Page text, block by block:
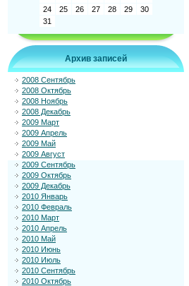
24
25 26 27 28 29
30
31
Архив записей
2008 Сентябрь
2008 Октябрь
2008 Ноябрь
2008 Декабрь
2009 Март
2009 Апрель
2009 Май
2009 Август
2009 Сентябрь
2009 Октябрь
2009 Декабрь
2010 Январь
2010 Февраль
2010 Март
2010 Апрель
2010 Май
2010 Июнь
2010 Июль
2010 Сентябрь
2010 Октябрь